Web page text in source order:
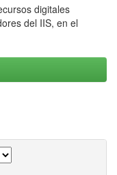
digitales
del IIS, en el